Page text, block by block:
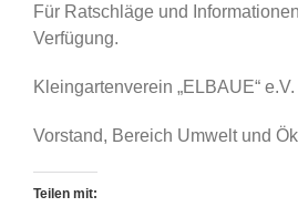
Für Ratschläge und
Verfügung.
Kleingartenverein „ELBAUE“ e.V.
Vorstand, Bereich Umwelt und
Teilen mit: